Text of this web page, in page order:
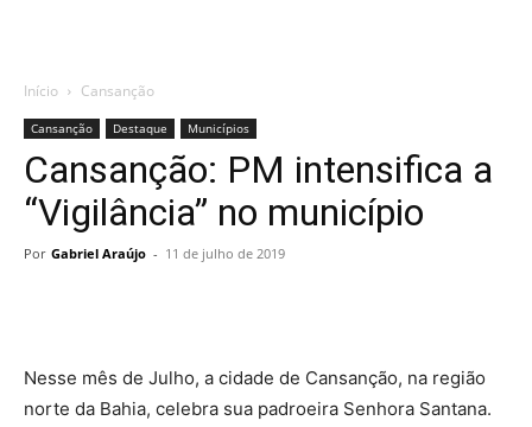
Início Cansanção
Cansanção Destaque Municípios
Cansanção: PM intensifica a
“Vigilância” no município
Por Gabriel Araújo - 11 de julho de 2019
Nesse mês de Julho, a cidade de Cansanção, na região
norte da Bahia, celebra sua padroeira Senhora Santana.